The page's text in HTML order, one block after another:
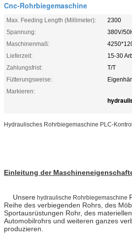
Cnc-Rohrbiegemaschine
Max. Feeding Length (Millimeter):
2300
Spannung:
380V/
Maschinenmaß:
Lieferzeit:
15-30
Zahlungsfrist:
T/T
Fütterungsweise:
Markieren:
Hydraulisches Rohrbiegemaschine PLC-
Einleitung der
Unsere hydraulische Rohrbiegemaschine
Reihe des verbiegenden Rohrs, des
Sportausrüstungen Rohr, des
Automobilrohrs und weiteren ganzes
produzieren.